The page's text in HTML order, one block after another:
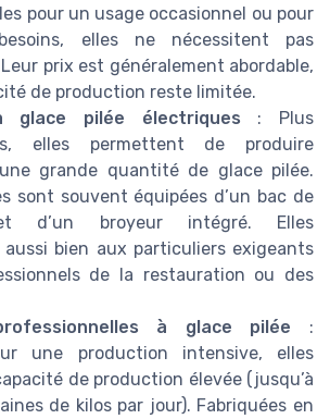
pour un usage occasionnel ou pour
elles ne nécessitent pas
prix est généralement abordable,
de production reste limitée.
glace pilée électriques : Plus
elles permettent de produire
grande quantité de glace pilée.
sont souvent équipées d’un bac de
d’un broyeur intégré. Elles
bien aux particuliers exigeants
de la restauration ou des
à glace pilée :
une production intensive, elles
de production élevée (jusqu’à
de kilos par jour). Fabriquées en